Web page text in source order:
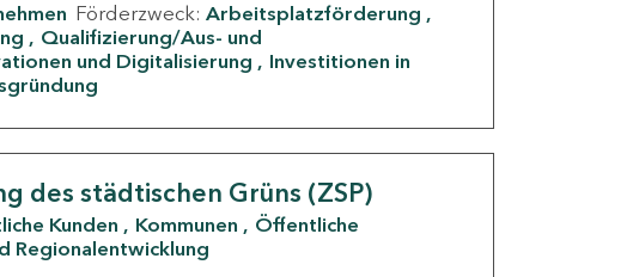
Förderzweck: Arbeitsplatzförderung
Qualifizierung/Aus- und
und Digitalisierung
Investitionen in
des städtischen Grüns (ZSP)
Kunden Kommunen
Öffentliche
Regionalentwicklung